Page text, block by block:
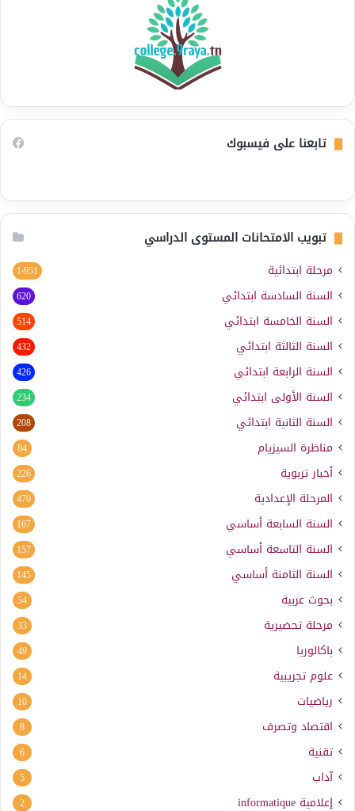
تابعنا على فيسبوك
تبويب الامتحانات المستوى الدراسي
مرحلة ابتدائية 1٬951
السنة السادسة ابتدائي 620
السنة الخامسة ابتدائي 514
السنة الثالثة ابتدائي 432
السنة الرابعة ابتدائي 426
السنة الأولى ابتدائي 234
السنة الثانية ابتدائي 208
مناظرة السيزيام 84
أخبار تربوية 226
المرحلة الإعدادية 470
السنة السابعة أساسي 167
السنة التاسعة أساسي 157
السنة الثامنة أساسي 145
بحوث عربية 54
مرحلة تحضيرية 33
باكالوريا 49
علوم تجريبية 14
رياضيات 10
اقتصاد وتصرف 8
تقنية 6
آداب 5
إعلامية informatique
2